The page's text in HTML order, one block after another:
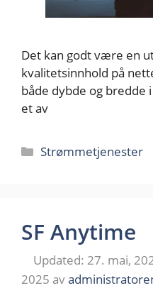
Det kan godt være en
kvalitetsinnhold på
både dybde og bredde
et av
Kategorier
Strømmetjenester
SF Anytime
27. mai,
2025 av